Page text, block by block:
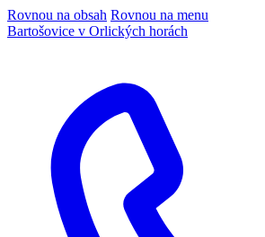
Rovnou na obsah Rovnou na menu
Bartošovice v Orlických horách